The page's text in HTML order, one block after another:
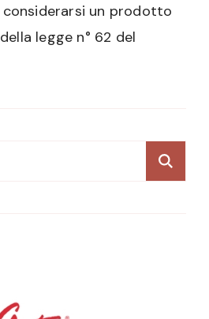
un prodotto
legge n° 62 del